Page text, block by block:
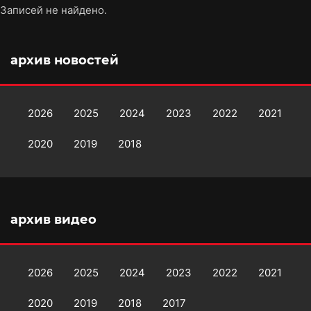
Записей не найдено.
архив новостей
2026 2025 2024 2023 2022 2021
2020 2019 2018
архив видео
2026 2025 2024 2023 2022 2021
2020 2019 2018 2017